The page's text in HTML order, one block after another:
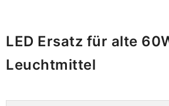
LED Ersatz für alte
Leuchtmittel